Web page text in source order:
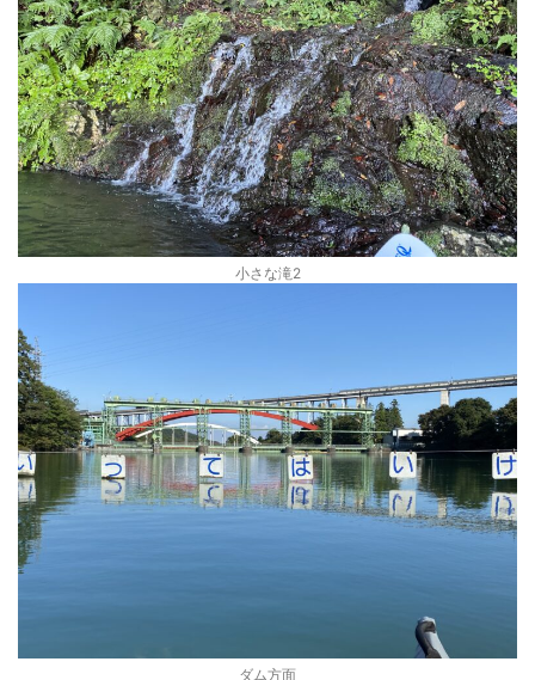
小さな滝2
ダム方面